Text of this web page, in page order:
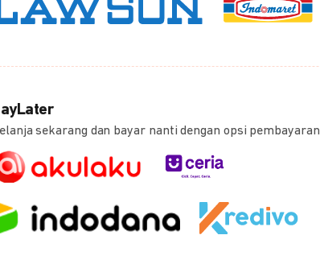
sekarang dan bayar nanti dengan opsi